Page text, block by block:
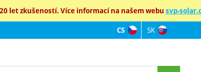
let zkušeností. Více informací na našem webu svp-
Jazyková verze
CS SK